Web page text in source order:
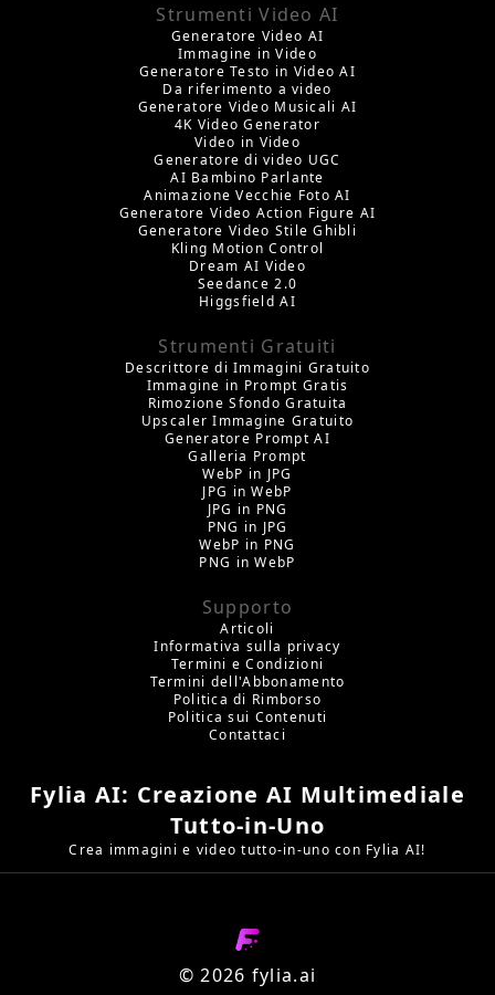
Strumenti Video AI
Generatore Video AI
Immagine in Video
Generatore Testo in Video AI
Da riferimento a video
Generatore Video Musicali AI
4K Video Generator
Video in Video
Generatore di video UGC
AI Bambino Parlante
Animazione Vecchie Foto AI
Generatore Video Action Figure AI
Generatore Video Stile Ghibli
Kling Motion Control
Dream AI Video
Seedance 2.0
Higgsfield AI
Strumenti Gratuiti
Descrittore di Immagini Gratuito
Immagine in Prompt Gratis
Rimozione Sfondo Gratuita
Upscaler Immagine Gratuito
Generatore Prompt AI
Galleria Prompt
WebP in JPG
JPG in WebP
JPG in PNG
PNG in JPG
WebP in PNG
PNG in WebP
Supporto
Articoli
Informativa sulla privacy
Termini e Condizioni
Termini dell'Abbonamento
Politica di Rimborso
Politica sui Contenuti
Contattaci
Fylia AI: Creazione AI Multimediale
Tutto-in-Uno
Crea immagini e video tutto-in-uno con Fylia AI!
©️ 2026 fylia.ai